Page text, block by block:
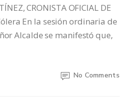
CRONISTA OFICIAL DE
En la sesión ordinaria de
Alcalde se manifestó que,
No Comments